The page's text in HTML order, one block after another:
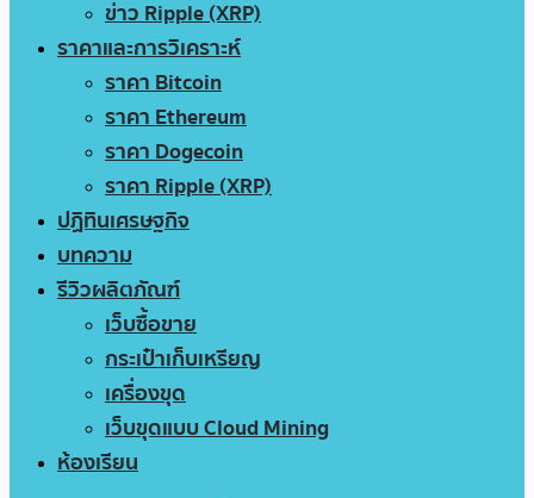
ข่าว Ripple (XRP)
ราคาและการวิเคราะห์
ราคา Bitcoin
ราคา Ethereum
ราคา Dogecoin
ราคา Ripple (XRP)
ปฏิทินเศรษฐกิจ
บทความ
รีวิวผลิตภัณฑ์
เว็บซื้อขาย
กระเป๋าเก็บเหรียญ
เครื่องขุด
เว็บขุดแบบ Cloud Mining
ห้องเรียน